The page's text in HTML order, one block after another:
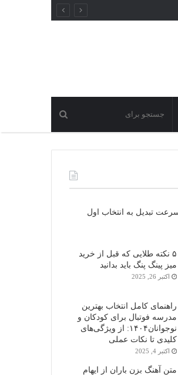
تبدیل به انتخاب اول
۵ نکته طلایی که قبل از خرید
میز پینگ پنگ باید بدانید
اکتبر 26, 2025
راهنمای کامل انتخاب بهترین
مدرسه فوتبال برای کودکان و
نوجوانان۱۴۰۴: از ویژگی‌های
کلیدی تا نکات عملی
اکتبر 4, 2025
متن آهنگ بزن باران از ایهام